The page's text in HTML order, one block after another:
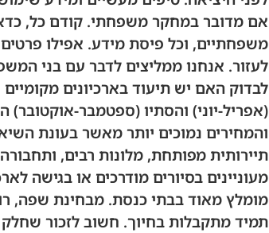
אם מדובר במחקר משפחתי. קודם כל,
משפחתיים, וכל פיסת מידע. אפילו
לעזור. אנחנו ממליצים לדבר עם בני
לבדוק האם יש תיעוד בארכיונים מקומיים
(אפריל-יוני) והסתיו (ספטמבר-אוקטובר)
והמחירים נמוכים יותר מאשר בעונת
תיירותית מפותחת, מלונות רבים,
מעוניינים בסיורים מודרכים או בגישה
מומלץ מאוד בבתי כנסת. מבחינת שפה,
תמיד מתקבלות בחיוך. חשוב לזכור שחלק